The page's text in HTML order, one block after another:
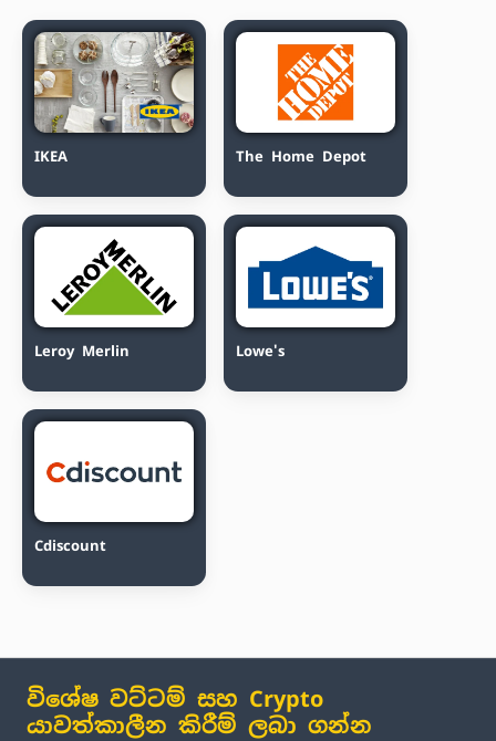
IKEA The Home Depot
Leroy Merlin Lowe's
Cdiscount
විශේෂ වට්ටම් සහ Crypto
යාවත්කාලීන කිරීම් ලබා ගන්න